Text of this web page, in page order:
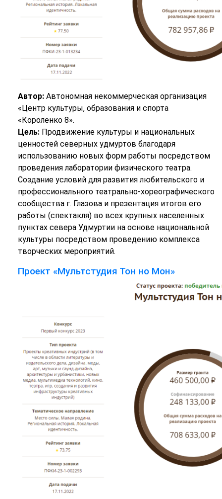
Автор: Автономная некоммерческая организация
«Центр культуры, образования и спорта
«Короленко 8».
Цель:Продвижение культуры и национальных
ценностей северных удмуртов благодаря
использованию новых форм работы посредством
проведения лаборатории физического театра.
Создание условий для развития любительского и
профессионального театрально-хореографического
сообщества г. Глазова и презентация итогов его
работы (спектакля) во всех крупных населенных
пунктах севера Удмуртии на основе национальной
культуры посредством проведению комплекса
творческих мероприятий.
Проект «Мультстудия Тон но Мон»